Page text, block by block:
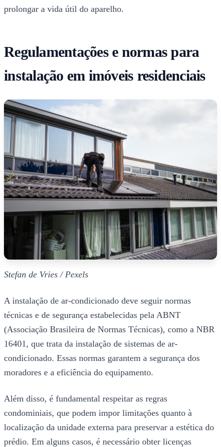
prolongar a vida útil do aparelho.
Regulamentações e normas para
instalação em imóveis residenciais
Stefan de Vries / Pexels
A instalação de ar-condicionado deve seguir normas
técnicas e de segurança estabelecidas pela ABNT
(Associação Brasileira de Normas Técnicas), como a NBR
16401, que trata da instalação de sistemas de ar-
condicionado. Essas normas garantem a segurança dos
moradores e a eficiência do equipamento.
Além disso, é fundamental respeitar as regras
condominiais, que podem impor limitações quanto à
localização da unidade externa para preservar a estética do
prédio. Em alguns casos, é necessário obter licenças